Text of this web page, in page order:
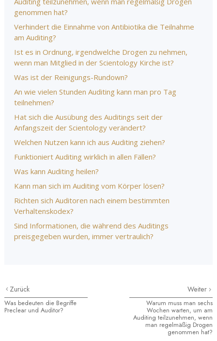
genommen hat?
Verhindert die Einnahme von Antibiotika die Teilnahme
am Auditing?
Ist es in Ordnung, irgendwelche Drogen zu nehmen,
wenn man Mitglied in der Scientology Kirche ist?
Was ist der Reinigungs-Rundown?
An wie vielen Stunden Auditing kann man pro Tag
teilnehmen?
Hat sich die Ausübung des Auditings seit der
Anfangszeit der Scientology verändert?
Welchen Nutzen kann ich aus Auditing ziehen?
Funktioniert Auditing wirklich in allen Fällen?
Was kann Auditing heilen?
Kann man sich im Auditing vom Körper lösen?
Richten sich Auditoren nach einem bestimmten
Verhaltenskodex?
Sind Informationen, die während des Auditings
preisgegeben wurden, immer vertraulich?
Zurück
Was bedeuten die Begriffe
Preclear und Auditor?
Weiter
Warum muss man sechs
Wochen warten, um am
Auditing teilzunehmen, wenn
man regelmäßig Drogen
genommen hat?